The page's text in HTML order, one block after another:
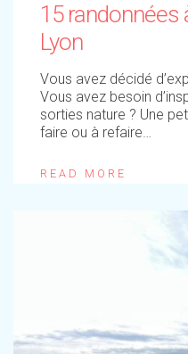
15 randonnées
Lyon
Vous avez décidé
Vous avez besoin
sorties nature ? Une
faire ou à refaire…
READ MORE